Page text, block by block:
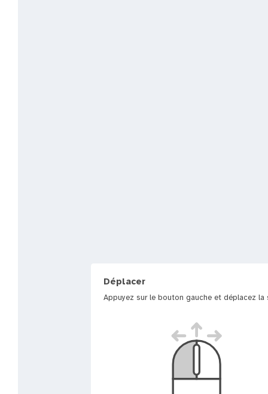
Déplacer
Appuyez sur le bouton gauche et déplacez la